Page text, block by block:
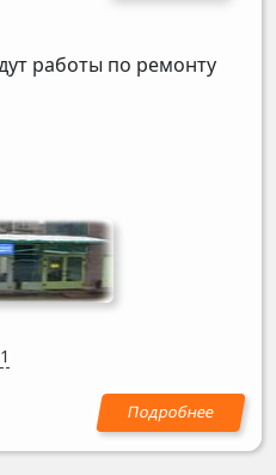
работы по ремонту